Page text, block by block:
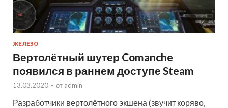
ЖЕЛЕЗО
Вертолётный шутер Comanche
появился в раннем доступе Steam
13.03.2020 - от admin
Разработчики вертолётного экшена (звучит коряво,